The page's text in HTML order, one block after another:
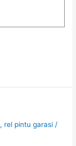
, rel pintu garasi /